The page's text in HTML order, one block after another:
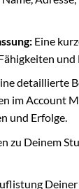
Eine
und
detaillierte
im Account
und Erfolge.
zu Deinem